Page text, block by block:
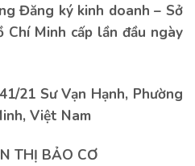
Đăng ký kinh doanh – Sở
Chí Minh cấp lần đầu ngày
21 Sư Vạn Hạnh, Phường
Việt Nam
THỊ BẢO CƠ